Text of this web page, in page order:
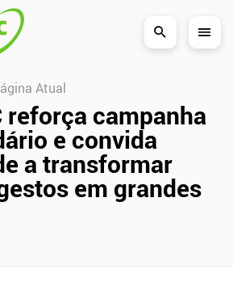
Atual
reforça campanha
e convida
a transformar
em grandes